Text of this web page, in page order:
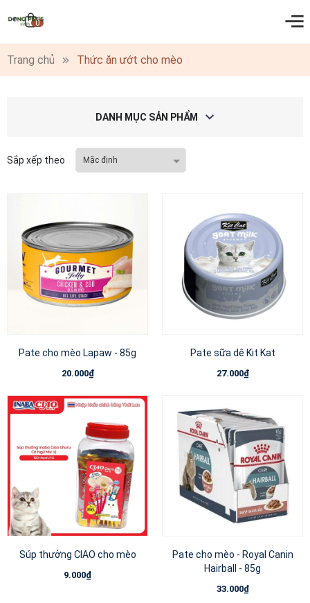
0
Trang chủ Thức ăn ướt cho mèo
DANH MỤC SẢN PHẨM
Sắp xếp theo
Pate cho mèo Lapaw - 85g
20.000₫
Pate sữa dê Kit Kat
27.000₫
Súp thưởng CIAO cho mèo
9.000₫
Pate cho mèo - Royal Canin
Hairball - 85g
33.000₫